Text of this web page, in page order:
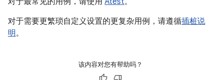
对于需要更繁琐自定义设置的更复杂用例，请遵循插桩说
明。
该内容对您有帮助吗？